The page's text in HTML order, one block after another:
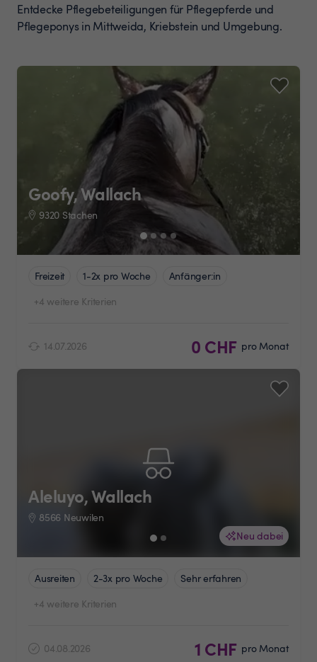
Entdecke Pflegebeteiligungen für Pflegepferde und
Pflegeponys in Mittweida, Kriebstein und Umgebung.
Goofy, Wallach
9320 Stachen
Freizeit 1-2x pro Woche
Anfänger:in
+4 weitere Kriterien
14.07.2026 0 CHF pro Monat
Neu dabei
Aleluyo, Wallach
8566 Neuwilen
Ausreiten 2-3x pro Woche
Sehr erfahren
+4 weitere Kriterien
04.08.2026 1 CHF pro Monat